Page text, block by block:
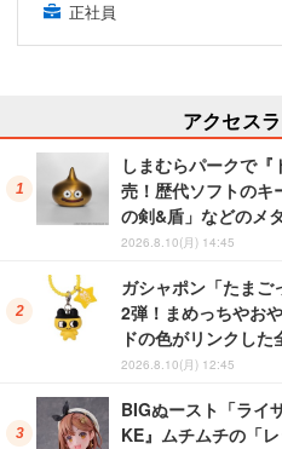
正社員
アクセス
しまむらパークで『
売！歴代ソフトのキ
の剣&盾」などのメ
2026.8.10(月) 14:45
ガシャポン「たまご
2弾！まめっちやお
ドの色がリンクした
2026.8.10(月) 12:45
BIGぬースト「ライ
KE』ムチムチの「